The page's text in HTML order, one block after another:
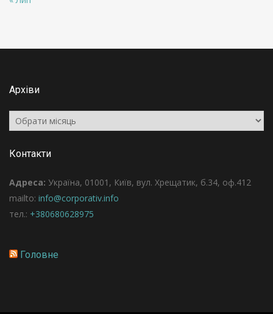
Архіви
Архіви
Контакти
Адреса: Україна, 01001, Київ, вул. Хрещатик, б.34, оф.412
mailto: info@corporativ.info
тел.: +380680628975
Головне